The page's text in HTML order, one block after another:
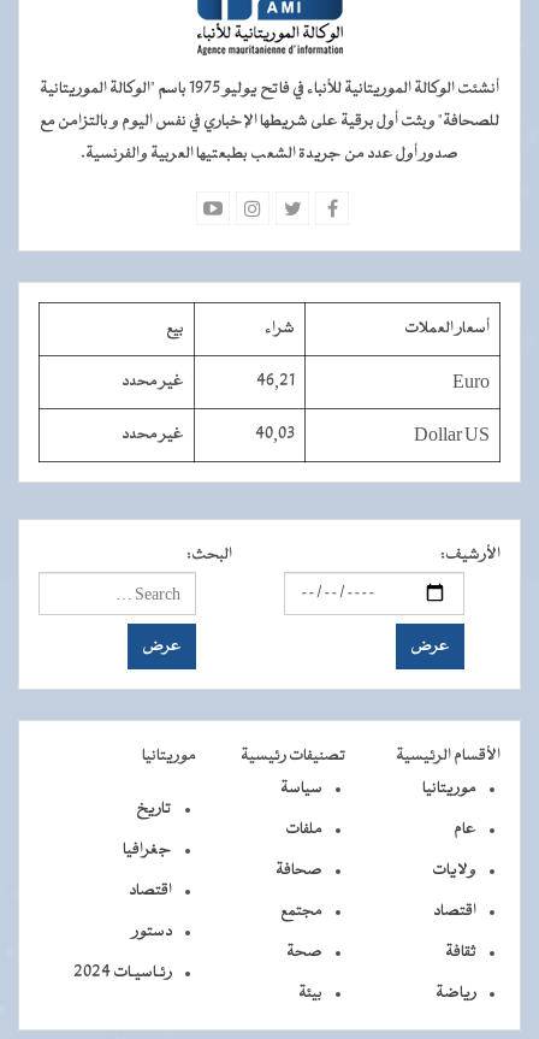
أنشئت الوكالة الموريتانية للأنباء في فاتح يوليو 1975 باسم "الوكالة الموريتانية
للصحافة" وبثت أول برقية على شريطها الإخباري في نفس اليوم و بالتزامن مع
صدور أول عدد من جريدة الشعب بطبعتيها العربية والفرنسية.
أسعار العملات شراء بيع
Euro
46,21 غير محدد
Dollar US
40,03 غير محدد
الأرشيف: البحث:
الأقسام الرئيسية تصنيفات رئيسية
موريتانيا
موريتانيا
عام
ولايات
اقتصاد
ثقافة
رياضة
سياسة
ملفات
صحافة
مجتمع
صحة
بيئة
تاريخ
جغرافيا
اقتصاد
دستور
رئـاسيـات 2024